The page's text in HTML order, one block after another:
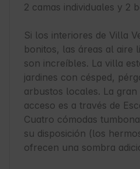
2 camas individuales y 2
Si los interiores de Villa
bonitos, las áreas al aire
son increíbles. La villa
jardines con césped,
arbustos locales. La
acceso es a través de
Cuatro cómodas
su disposición (los
ofrecen una sombra